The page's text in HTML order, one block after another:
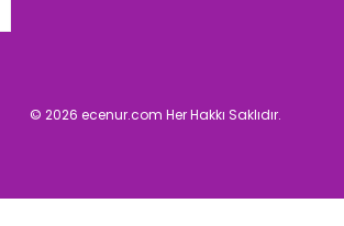
© 2026 ecenur.com Her Hakkı Saklıdır.